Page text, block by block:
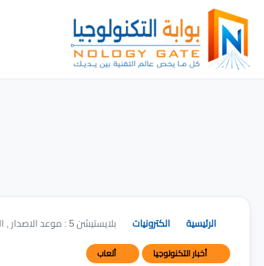
الرئيسية الكترونيات بلايستيشن 5 : موعد الاصدار , السعر , المواصفات و احدث أخبار جهاز PS5
أخبار التكنولوجيا ألعاب